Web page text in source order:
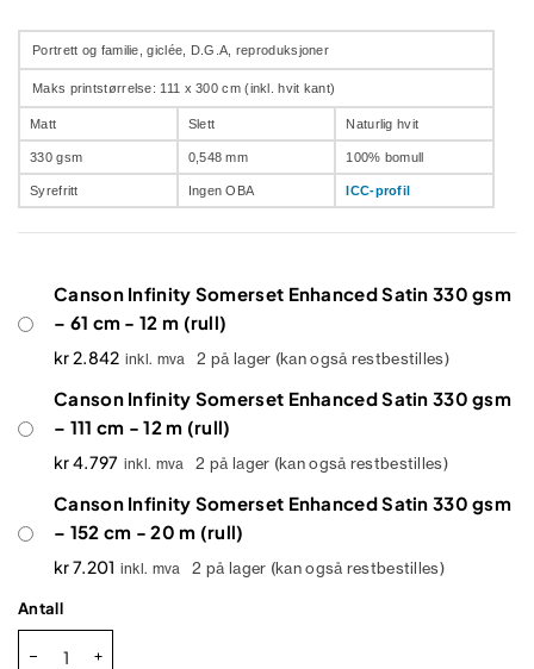
Portrett og familie, giclée, D.G.A, reproduksjoner
Maks printstørrelse: 111 x 300 cm (inkl. hvit kant)
Matt Slett Naturlig hvit
330 gsm 0,548 mm 100% bomull
Syrefritt Ingen OBA ICC-profil
Canson Infinity Somerset Enhanced Satin 330 gsm
– 61 cm - 12 m (rull)
kr2.842 inkl. mva 2 på lager (kan også restbestilles)
Canson Infinity Somerset Enhanced Satin 330 gsm
– 111 cm - 12 m (rull)
kr4.797 inkl. mva 2 på lager (kan også restbestilles)
Canson Infinity Somerset Enhanced Satin 330 gsm
– 152 cm - 20 m (rull)
kr7.201 inkl. mva 2 på lager (kan også restbestilles)
Antall